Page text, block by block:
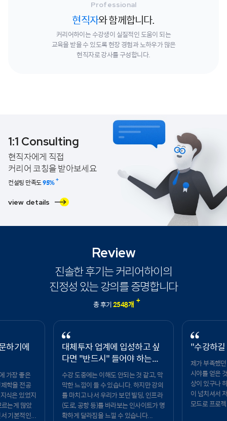
Professional
현직자와 함께합니다.
커리어하이는 수강생이 실질적인 도움이 되는
교육을 받을 수 있도록현장 경험과 노하우가 많은
현직자로 강사를 구성합니다.
1:1 Consulting
현직자에게 직접
커리어 코칭을 받아보세요
컨설팅 만족도95%+
view details
Review
진솔한 후기는 커리어하이의
진정성 있는 강의를 증명합니다
총 후기2548개 +
하기에
가장 좋은
학을 전공
식은 있었지
는게 많았
기본적인...
대체투자 업계에 입성하고 싶
다면 "반드시" 들어야 하는...
수강 도중에는 이해도 안되는 것 같고, 막
막한 느낌이 들 수 있습니다. 하지만 강의
를 마치고 나서 우리가 보던 빌딩, 인프라
(도로, 공항 등)를 바라보는 인사이트가 명
확하게 달라짐을 느낄 수 있습니다...
"수강하
제가 부족했
시야를 얻은
상이 있구나
이 넘치셔서
모드로 프로